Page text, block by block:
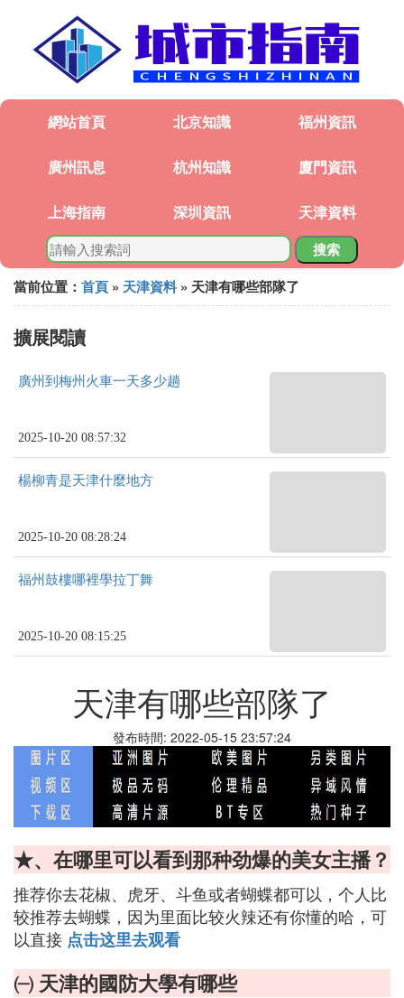
網站首頁 北京知識 福州資訊
廣州訊息 杭州知識 廈門資訊
上海指南 深圳資訊 天津資料
搜索
當前位置： 首頁 » 天津資料 » 天津有哪些部隊了
擴展閱讀
廣州到梅州火車一天多少趟
2025-10-20 08:57:32
楊柳青是天津什麼地方
2025-10-20 08:28:24
福州鼓樓哪裡學拉丁舞
2025-10-20 08:15:25
天津有哪些部隊了
發布時間: 2022-05-15 23:57:24
★、在哪里可以看到那种劲爆的美女主播？
推荐你去花椒、虎牙、斗鱼或者蝴蝶都可以，个人比
较推荐去蝴蝶，因为里面比较火辣还有你懂的哈，可
以直接 点击这里去观看
㈠ 天津的國防大學有哪些